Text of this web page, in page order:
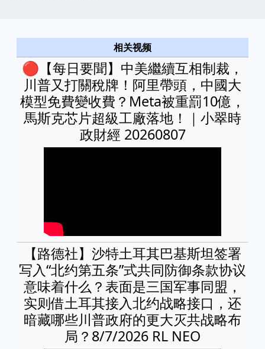
相关视频
🔴【每日要聞】中美繼續互相制裁，
川普又打關稅牌！阿里帶頭，中國大
模型免費變收費？Meta被重罰10億，
馬斯克芯片超級工廠落地！｜小翠時
政財經 20260807
【路德社】沙特土耳其巴基斯坦签署
写入“北约第五条”式共同防御条款协议
意味着什么？表面是三国军事同盟，
实则借土耳其接入北约战略接口，还
暗藏哪些川普政府的更大灭共战略布
局？8/7/2026 RL NEO